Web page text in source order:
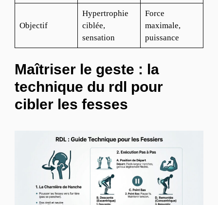
Objectif
Hypertrophie
ciblée,
sensation
Force
maximale,
puissance
Maîtriser le geste : la
technique du rdl pour
cibler les fesses